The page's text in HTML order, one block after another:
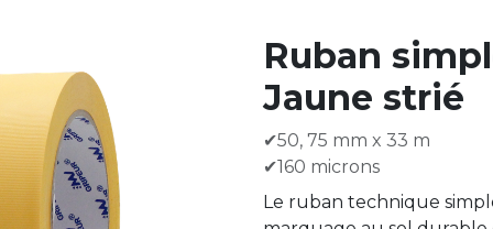
Ruban
Jaune strié
✔50, 75 mm x 33 m
✔160 microns
Le ruban technique